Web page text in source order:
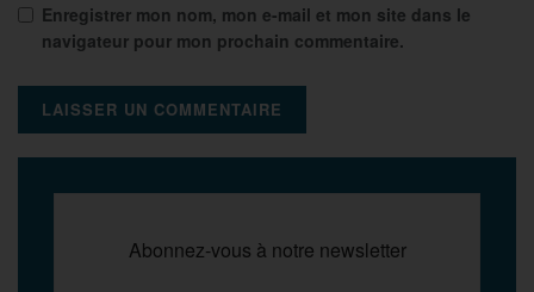
Enregistrer mon nom, mon e-mail et mon site dans le
navigateur pour mon prochain commentaire.
Abonnez-vous à notre newsletter